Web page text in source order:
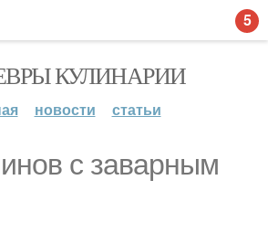
КУЛИНАРИИ
новости статьи
с заварным
5